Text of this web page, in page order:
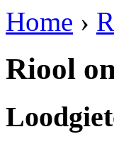
Home ›
Riool